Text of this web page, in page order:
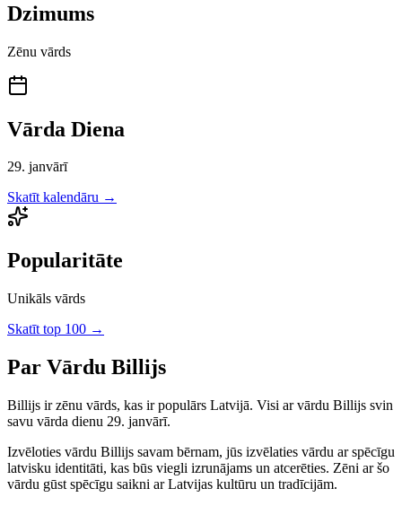
Dzimums
Zēnu vārds
Vārda Diena
29. janvārī
Skatīt kalendāru →
Popularitāte
Unikāls vārds
Skatīt top 100 →
Par Vārdu Billijs
Billijs irzēnu vārds, kas ir populārs Latvijā. Visi ar vārdu Billijs svin
savu vārda dienu 29. janvārī.
Izvēloties vārdu Billijs savam bērnam, jūs izvēlaties vārdu ar spēcīgu
latvisku identitāti, kas būs viegli izrunājams un atcerēties. Zēni ar šo
vārdu gūst spēcīgu saikni ar Latvijas kultūru un tradīcijām.